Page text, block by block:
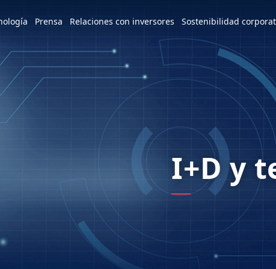
general
productos
y tecnológico
Hon Hai
de vehículos
Prensa
plantas
Tecnología de Hon
Relaciones con inversores Sostenibilidad
de ESG
estratégicos
internacionales
y del
del Desarrollo
文 U.S. English
Europe
Czech Republic
Slovakia
I+D y